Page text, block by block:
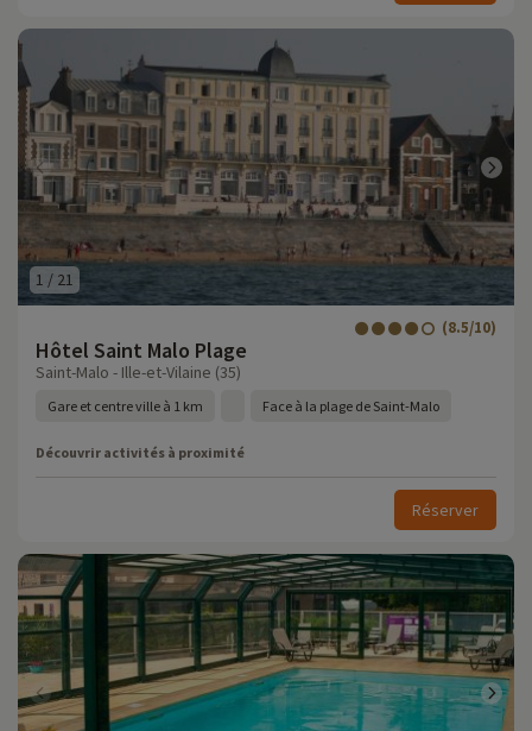
1 / 21
Hôtel Saint Malo Plage
(8.5/10)
Saint-Malo - Ille-et-Vilaine (35)
Gare et centre ville à 1 km Face à la plage de Saint-Malo
Découvrir activités à proximité
Réserver